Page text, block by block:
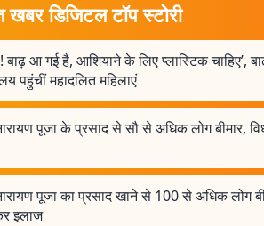
खबर डिजिटल टॉप स्टोरी
बाढ़ आ गई है, आशियाने के लिए प्लास्टिक चाहिए’,
पहुंचीं महादलित महिलाएं
पूजा के प्रसाद से सौ से अधिक लोग बीमार,
पूजा का प्रसाद खाने से 100 से अधिक लोग
इलाज